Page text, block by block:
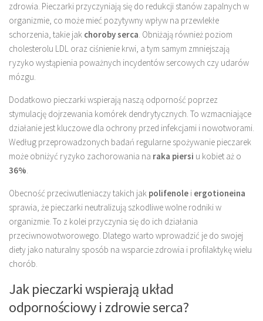
zdrowia. Pieczarki przyczyniają się do redukcji stanów zapalnych w
organizmie, co może mieć pozytywny wpływ na przewlekłe
schorzenia, takie jak choroby serca. Obniżają również poziom
cholesterolu LDL oraz ciśnienie krwi, a tym samym zmniejszają
ryzyko wystąpienia poważnych incydentów sercowych czy udarów
mózgu.
Dodatkowo pieczarki wspierają naszą odporność poprzez
stymulację dojrzewania komórek dendrytycznych. To wzmacniające
działanie jest kluczowe dla ochrony przed infekcjami i nowotworami.
Według przeprowadzonych badań regularne spożywanie pieczarek
może obniżyć ryzyko zachorowania na raka piersi u kobiet aż o
36%.
Obecność przeciwutleniaczy takich jak polifenole i ergotioneina
sprawia, że pieczarki neutralizują szkodliwe wolne rodniki w
organizmie. To z kolei przyczynia się do ich działania
przeciwnowotworowego. Dlatego warto wprowadzić je do swojej
diety jako naturalny sposób na wsparcie zdrowia i profilaktykę wielu
chorób.
Jak pieczarki wspierają układ
odpornościowy i zdrowie serca?